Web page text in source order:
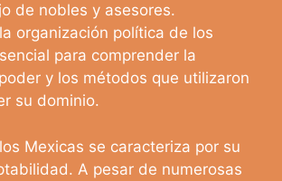
de nobles y asesores.
organización política de los
para comprender la
y los métodos que utilizaron
su dominio.
Mexicas se caracteriza por su
A pesar de numerosas